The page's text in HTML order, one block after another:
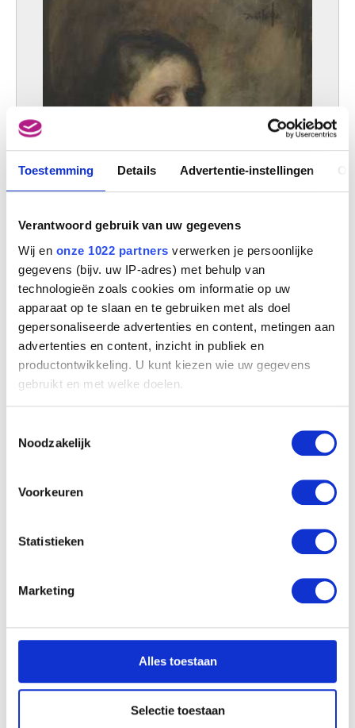
Toestemming Details Advertentie-instellingen
Verantwoord gebruik van uw gegevens
Wij en onze 1022 partners verwerken je persoonlijke
gegevens (bijv. uw IP-adres) met behulp van
technologieën zoals cookies om informatie op uw
apparaat op te slaan en te gebruiken met als doel
gepersonaliseerde advertenties en content, metingen aan
advertenties en content, inzicht in publiek en
productontwikkeling. U kunt kiezen wie uw gegevens
gebruikt en met welke doelen.
Informatie verzamelen over uw geografische
locatie, die tot een paar meter nauwkeurig kan zijn
scannen op specifieke eigenschappen (fingerprinting)
detailgedeeltein.
U kunt uw toestemming op elk moment wijzigen of
We gebruiken cookies om content en advertenties te
personaliseren, om functies voor social media te bieden
en om ons websiteverkeer te analyseren. Ook delen we
informatie over uw gebruik van onze site met onze
partners voor social media, adverteren en analyse. Deze
informatie die u aan ze heeft verstrekt of die ze hebben
Noodzakelijk
Voorkeuren
Statistieken
Marketing
Alles toestaan
Selectie toestaan
Jakob Smits